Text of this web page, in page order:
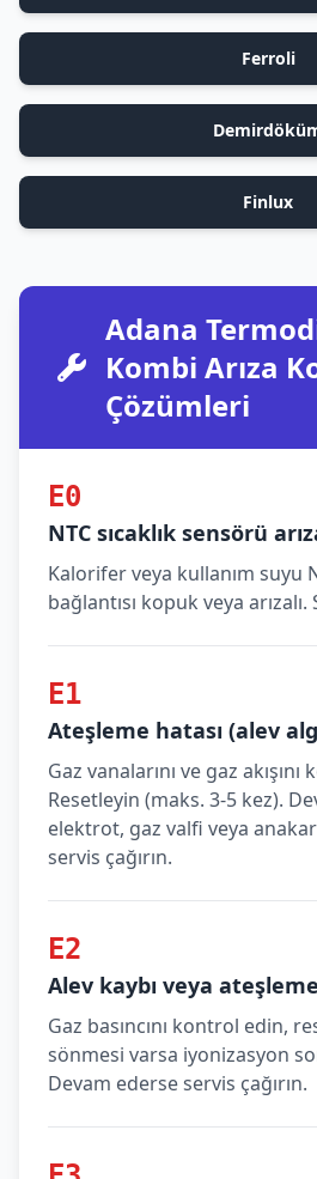
Ferroli
Finlux
Adana
Kombi Arıza
Çözümleri
E0
NTC sıcaklık sensörü
Kalorifer veya kullanım suyu
bağlantısı kopuk veya arızalı.
E1
Ateşleme hatası (alev
Gaz vanalarını ve gaz
Resetleyin (maks. 3-5 kez).
elektrot, gaz valfi veya
servis çağırın.
E2
Alev kaybı veya
Gaz basıncını kontrol edin,
sönmesi varsa iyonizasyon
Devam ederse servis çağırın.